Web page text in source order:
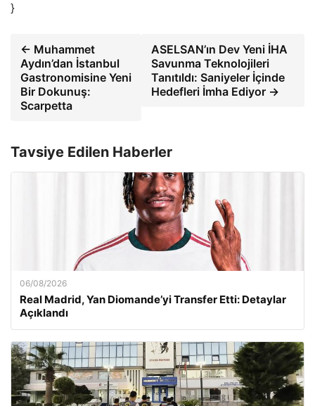
}
← Muhammet
Aydın’dan İstanbul
Gastronomisine Yeni
Bir Dokunuş:
Scarpetta
ASELSAN’ın Dev Yeni İHA
Savunma Teknolojileri
Tanıtıldı: Saniyeler İçinde
Hedefleri İmha Ediyor →
Tavsiye Edilen Haberler
06/08/2026
Real Madrid, Yan Diomande’yi Transfer Etti: Detaylar
Açıklandı